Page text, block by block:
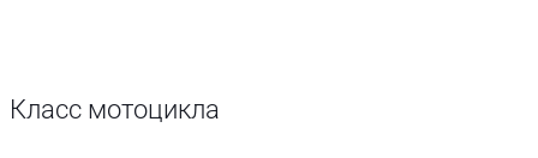
Класс мотоцикла